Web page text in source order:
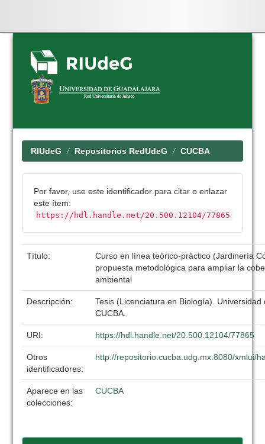
Skip
navigation
RIUdeG Repositorios RedUdeG CUCBA
Por favor, use este identificador para citar o enlazar
este ítem:
https://hdl.handle.net/20.500.12104/77865
Título:
Curso en línea teórico-práctico (Jardinería
propuesta metodológica para ampliar la
ambiental
Descripción:
Tesis (Licenciatura en Biología). Universidad
CUCBA.
URI: https://hdl.handle.net/20.500.12104/77865
Otros
identificadores:
http://repositorio.cucba.udg.mx:8080/xmlui/
Aparece en las
colecciones:
CUCBA